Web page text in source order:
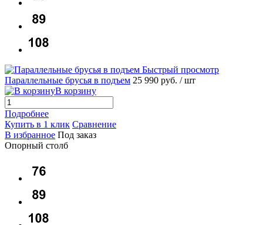
Быстрый просмотр
Параллельные брусья в подъем 25 990 руб. / шт
В корзину
Подробнее
Купить в 1 клик Сравнение
В избранное Под заказ
Опорный столб